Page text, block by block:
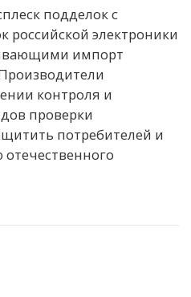
подделок с
российской электроники
импорт
контроля и
проверки
потребителей и